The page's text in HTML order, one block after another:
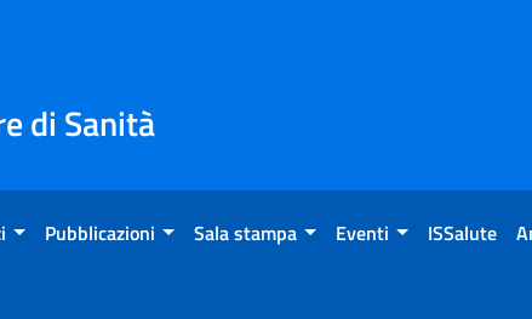
di Sanità
Pubblicazioni Sala stampa Eventi ISSalute